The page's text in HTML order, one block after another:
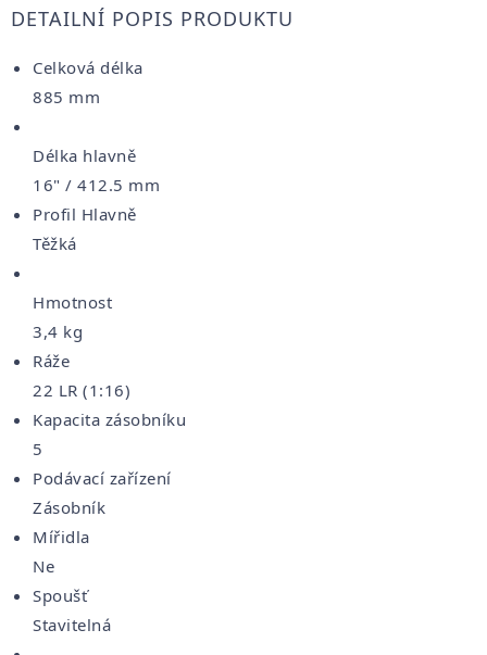
DETAILNÍ POPIS PRODUKTU
Celková délka
885 mm
Délka hlavně
16" / 412.5 mm
Profil Hlavně
Těžká
Hmotnost
3,4 kg
Ráže
22 LR (1:16)
Kapacita zásobníku
5
Podávací zařízení
Zásobník
Mířidla
Ne
Spoušť
Stavitelná